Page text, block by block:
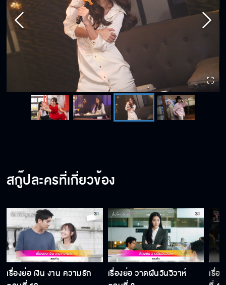
สกู๊ปละครที่เกี่ยวข้อง
เรื่องย่อ เงิน งาน ความรัก
เรื่องย่อ วาดฝันวันวิวาห์
เรื่อ